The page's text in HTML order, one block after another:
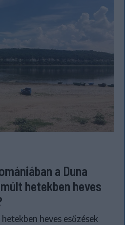
a Duna
hetekben heves
heves esőzések